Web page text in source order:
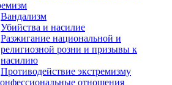
Вандализм
Убийства и насилие
Разжигание национальной и
религиозной розни и призывы к
насилию
Противодействие экстремизму
отношения